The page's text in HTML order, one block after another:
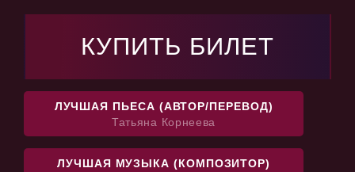
КУПИТЬ БИЛЕТ
ЛУЧШАЯ ПЬЕСА (АВТОР/ПЕРЕВОД)
Татьяна Корнеева
ЛУЧШАЯ МУЗЫКА (КОМПОЗИТОР)